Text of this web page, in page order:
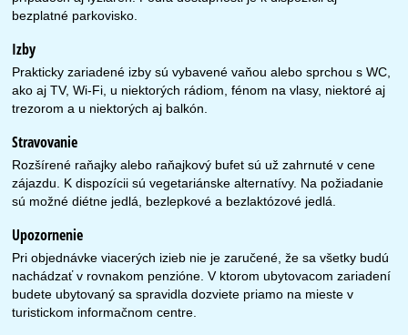
bezplatné parkovisko.
Izby
Prakticky zariadené izby sú vybavené vaňou alebo sprchou s WC,
ako aj TV, Wi-Fi, u niektorých rádiom, fénom na vlasy, niektoré aj
trezorom a u niektorých aj balkón.
Stravovanie
Rozšírené raňajky alebo raňajkový bufet sú už zahrnuté v cene
zájazdu. K dispozícii sú vegetariánske alternatívy. Na požiadanie
sú možné diétne jedlá, bezlepkové a bezlaktózové jedlá.
Upozornenie
Pri objednávke viacerých izieb nie je zaručené, že sa všetky budú
nachádzať v rovnakom penzióne. V ktorom ubytovacom zariadení
budete ubytovaný sa spravidla dozviete priamo na mieste v
turistickom informačnom centre.